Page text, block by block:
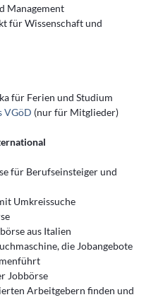
Management
für Wissenschaft und
für Ferien und Studium
VGöD (nur für Mitglieder)
für Berufseinsteiger und
Umkreissuche
aus Italien
die Jobangebote
Jobbörse
Arbeitgebern finden und